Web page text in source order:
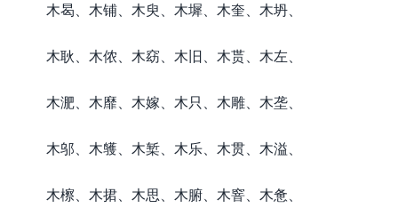
木曷、木铺、木臾、木墀、木奎、木坍、
木耿、木侬、木窈、木旧、木贳、木左、
木淝、木靡、木嫁、木只、木雕、木垄、
木邬、木鹱、木椠、木乐、木贯、木溢、
木檫、木捃、木思、木腑、木窨、木惫、